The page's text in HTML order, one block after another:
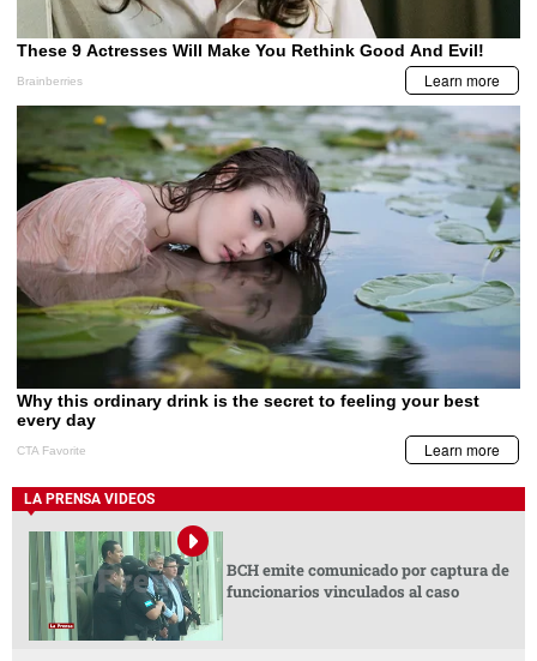
LA PRENSA VIDEOS
BCH emite comunicado por captura de
funcionarios vinculados al caso